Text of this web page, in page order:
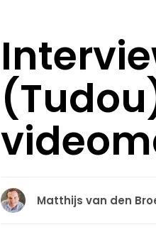
Matthijs van den